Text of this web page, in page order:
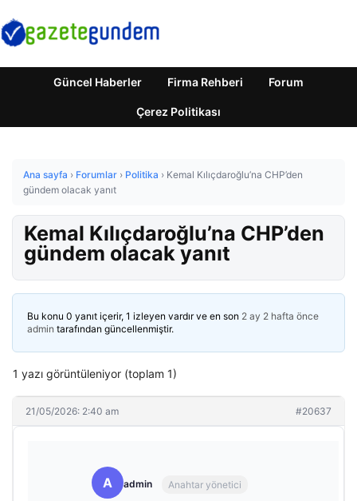
Güncel Haberler Firma Rehberi Forum
Çerez Politikası
Ana sayfa › Forumlar › Politika › Kemal Kılıçdaroğlu’na CHP’den
gündem olacak yanıt
Kemal Kılıçdaroğlu’na CHP’den
gündem olacak yanıt
Bu konu 0 yanıt içerir, 1 izleyen vardır ve en son 2 ay 2 hafta önce
admin tarafından güncellenmiştir.
1 yazı görüntüleniyor (toplam 1)
21/05/2026: 2:40 am #20637
A admin Anahtar yönetici